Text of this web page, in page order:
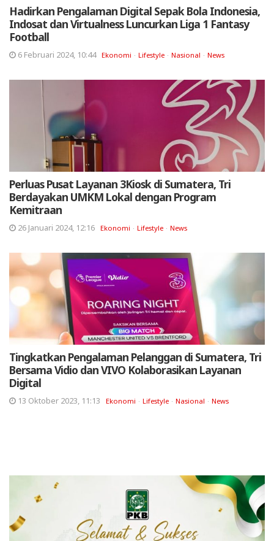
Hadirkan Pengalaman Digital Sepak Bola Indonesia,
Indosat dan Virtualness Luncurkan Liga 1 Fantasy
Football
6 Februari 2024, 10:44 Ekonomi Lifestyle Nasional News
Perluas Pusat Layanan 3Kiosk di Sumatera, Tri
Berdayakan UMKM Lokal dengan Program
Kemitraan
26 Januari 2024, 12:16 Ekonomi Lifestyle News
Tingkatkan Pengalaman Pelanggan di Sumatera, Tri
Bersama Vidio dan VIVO Kolaborasikan Layanan
Digital
13 Oktober 2023, 11:13 Ekonomi Lifestyle Nasional News